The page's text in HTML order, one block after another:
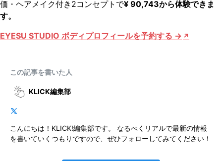
価・ヘアメイク付き2コンセプトで¥ 90,743から体験できま
す。
EYESU STUDIO ボディプロフィールを予約する →
この記事を書いた人
KLICK編集部
こんにちは！KLICK!編集部です。 なるべくリアルで最新の情報
を書いていくつもりですので、ぜひフォローしてみてください！